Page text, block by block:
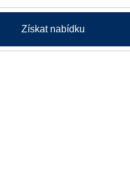
Získat nabídku